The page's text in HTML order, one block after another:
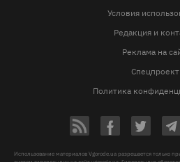
Условия
Редакция и
Реклама на
Политика
Использование материалов Vgorode.ua разрешается только